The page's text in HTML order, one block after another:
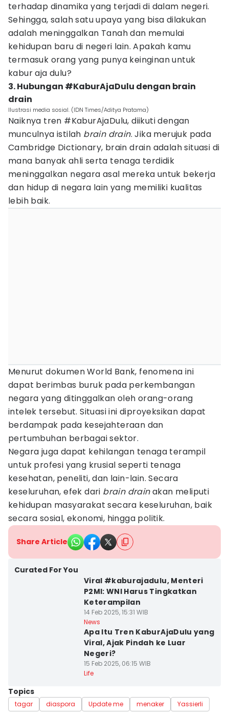
terhadap dinamika yang terjadi di dalam negeri.
Sehingga, salah satu upaya yang bisa dilakukan
adalah meninggalkan Tanah dan memulai
kehidupan baru di negeri lain. Apakah kamu
termasuk orang yang punya keinginan untuk
kabur aja dulu?
3. Hubungan #KaburAjaDulu dengan brain
drain
Ilustrasi media sosial. (IDN Times/Aditya Pratama)
Naiknya tren #KaburAjaDulu, diikuti dengan
munculnya istilah brain drain. Jika merujuk pada
Cambridge Dictionary, brain drain adalah situasi di
mana banyak ahli serta tenaga terdidik
meninggalkan negara asal mereka untuk bekerja
dan hidup di negara lain yang memiliki kualitas
lebih baik.
Menurut dokumen World Bank, fenomena ini
dapat berimbas buruk pada perkembangan
negara yang ditinggalkan oleh orang-orang
intelek tersebut. Situasi ini diproyeksikan dapat
berdampak pada kesejahteraan dan
pertumbuhan berbagai sektor.
Negara juga dapat kehilangan tenaga terampil
untuk profesi yang krusial seperti tenaga
kesehatan, peneliti, dan lain-lain. Secara
keseluruhan, efek dari brain drainakan meliputi
kehidupan masyarakat secara keseluruhan, baik
secara sosial, ekonomi, hingga politik.
Share Article
Curated For You
Viral #kaburajadulu, Menteri
P2MI: WNI Harus Tingkatkan
Keterampilan
14 Feb 2025, 15:31 WIB
News
Apa Itu Tren KaburAjaDulu yang
Viral, Ajak Pindah ke Luar
Negeri?
15 Feb 2025, 06:15 WIB
Life
Topics
tagar diaspora Update me menaker Yassierli